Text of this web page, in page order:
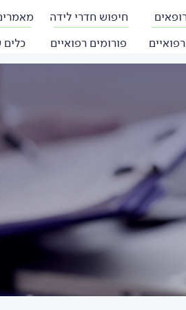
חיפוש חדרי לידה
פורומים רפואיים כלים